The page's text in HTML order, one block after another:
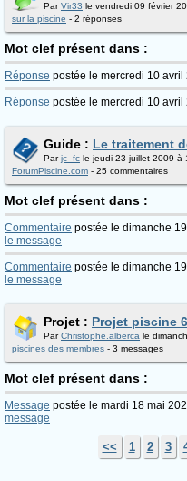
ParVir33 le vendredi 09 février
sur la piscine - 2 réponses
Mot clef présent dans :
Réponse postée le mercredi 10
Réponse postée le mercredi 10
Guide : Le traitement
Parjc_fc le jeudi 23 juillet 2009 à
ForumPiscine.com - 25 commentaires
Mot clef présent dans :
Commentaire postée le dimanche
le message
Commentaire postée le dimanche
le message
Projet : Projet piscine
ParChristophe.alberca le
piscines des membres - 3 messages
Mot clef présent dans :
Message postée le mardi 18 mai
message
<< 1 2 3